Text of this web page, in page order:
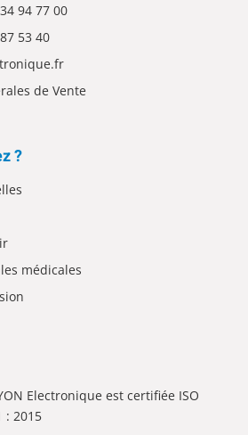
94 77 00
53 40
de Vente
?
médicales
Electronique est certifiée ISO
: 2015